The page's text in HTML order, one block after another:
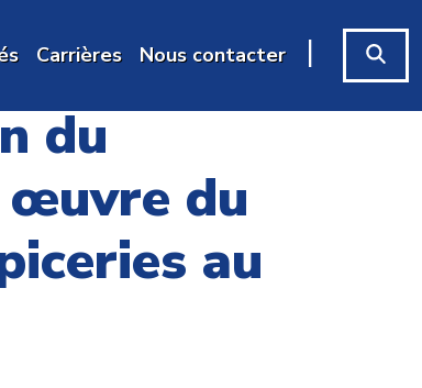
Carrières Nous contacter |
du
œuvre du
au